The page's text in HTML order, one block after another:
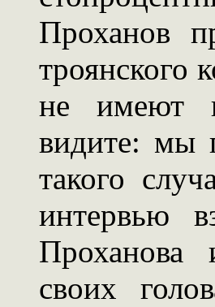
Проханов
не имеют
видите: мы
такого
интервью
Проханова
своих